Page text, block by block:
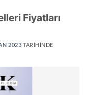
Fiyatları
2023 TARIHINDE